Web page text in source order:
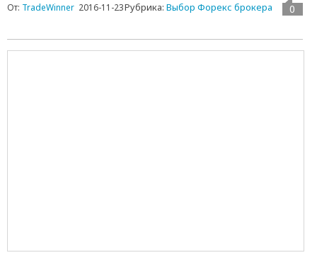
От: TradeWinner 2016-11-23 0
Рубрика: Выбор Форекс брокера